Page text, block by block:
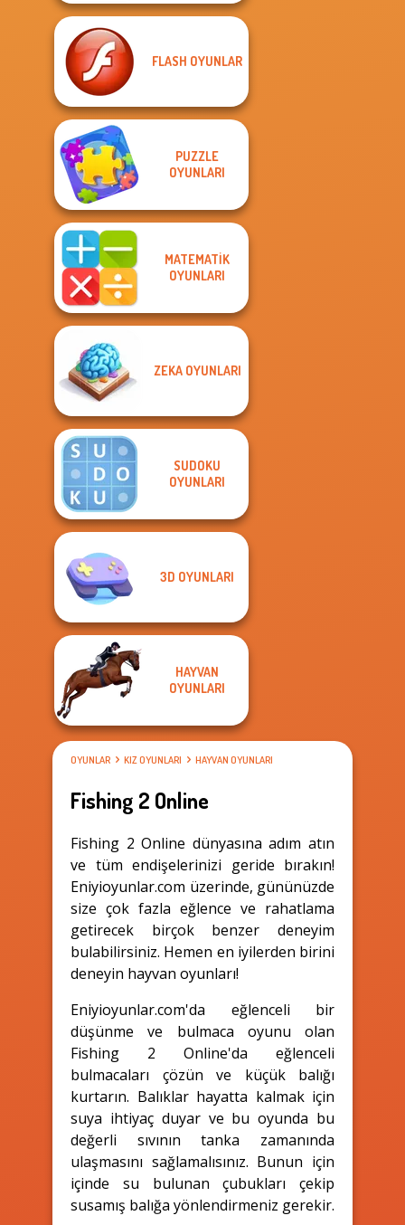
FLASH OYUNLAR
PUZZLE
OYUNLARI
MATEMATIK
OYUNLARI
ZEKA OYUNLARI
SUDOKU
OYUNLARI
3D OYUNLARI
HAYVAN
OYUNLARI
OYUNLAR KIZ OYUNLARI HAYVAN OYUNLARI
Fishing 2 Online
Fishing 2 Online dünyasına adım atın
ve tüm endişelerinizi geride bırakın!
Eniyioyunlar.com üzerinde, gününüzde
size çok fazla eğlence ve rahatlama
getirecek birçok benzer deneyim
bulabilirsiniz. Hemen en iyilerden birini
deneyin hayvan oyunları!
Eniyioyunlar.com'da eğlenceli bir
düşünme ve bulmaca oyunu olan
Fishing 2 Online'da eğlenceli
bulmacaları çözün ve küçük balığı
kurtarın. Balıklar hayatta kalmak için
suya ihtiyaç duyar ve bu oyunda bu
değerli sıvının tanka zamanında
ulaşmasını sağlamalısınız. Bunun için
içinde su bulunan çubukları çekip
susamış balığa yönlendirmeniz gerekir.